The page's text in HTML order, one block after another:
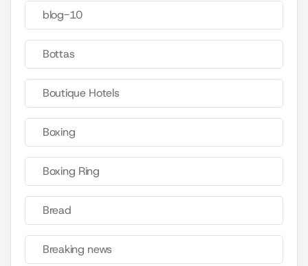
blog-10
Bottas
Boutique Hotels
Boxing
Boxing Ring
Bread
Breaking news